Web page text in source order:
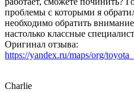
проблемы с которыми я
необходимо обратить
настолько классные
Оригинал отзыва:
https://yandex.ru/maps/org/
Charlie